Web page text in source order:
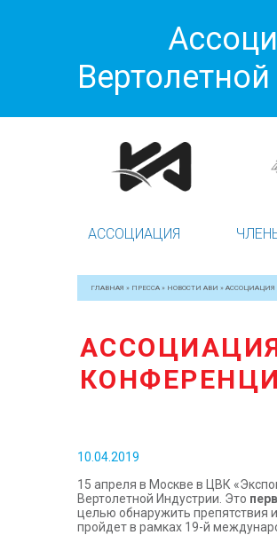
АССОЦИАЦИЯ
ГЛАВНАЯ » ПРЕССА » НОВОСТИ АВИ » АССОЦИАЦИЯ
10.04.2019
15 апреля в Москве в ЦВК
Вертолетной Индустрии. Это
целью обнаружить препятствия
пройдет в рамках 19-й